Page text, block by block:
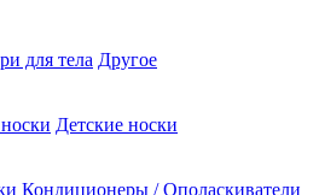
для тела Другое
Детские носки
Кондиционеры / Ополаскиватели